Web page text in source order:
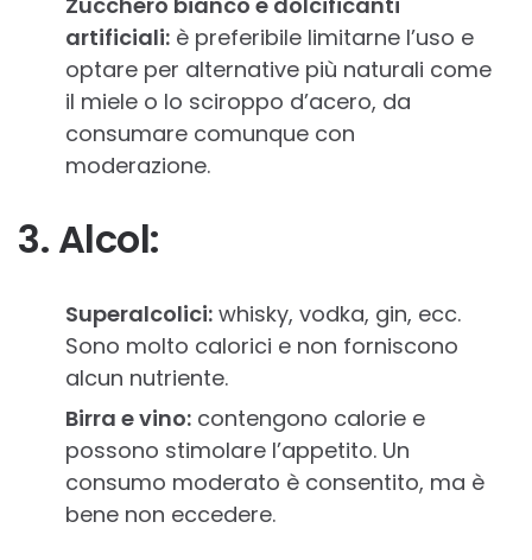
artificiali: è preferibile limitarne l’uso e
optare per alternative più naturali come
il miele o lo sciroppo d’acero, da
consumare comunque con
moderazione.
3. Alcol:
Superalcolici: whisky, vodka, gin, ecc.
Sono molto calorici e non forniscono
alcun nutriente.
Birra e vino: contengono calorie e
possono stimolare l’appetito. Un
consumo moderato è consentito, ma è
bene non eccedere.